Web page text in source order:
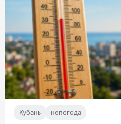
Кубань непогода